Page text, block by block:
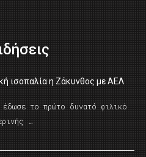
ισοπαλία η Ζάκυνθος με ΑΕΛ
το πρώτο δυνατό φιλικό
…